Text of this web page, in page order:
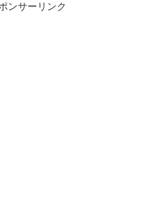
ンサーリンク